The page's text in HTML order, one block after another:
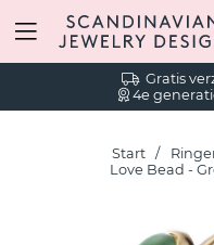
Gratis
4e
Start
Love Bead -